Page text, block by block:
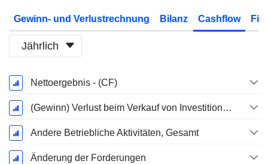
Gewinn- und Verlustrechnung Bilanz Cashflow
Jährlich
Ende d.
Geschäftsjahres:
Dezember
Nettoergebnis - (CF)
(Gewinn) Verlust beim Verkauf von Investitionen - (CF)
Andere Betriebliche Aktivitäten, Gesamt
Änderung der Forderungen